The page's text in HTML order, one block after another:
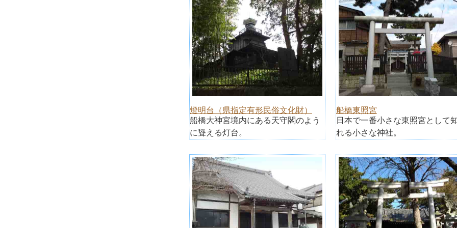
燈明台（県指定有形民俗文化財）
船橋大神宮境内にある天守閣のよう
に聳える灯台。
船橋東照宮
日本で一番小さな東照宮として
れる小さな神社。